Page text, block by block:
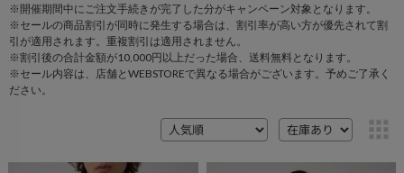
※開催期間中にご注文手続きが完了した分がキャンペーン対象となります。
※セールの商品割引が同時に発生する場合は、割引率が高い方が優先されて割
引が適用されます。重複割引は適用されません。
※割引後の合計金額が10,000円以上だった場合、送料無料となります。
※セール内容は、店舗とWEBSTOREで異なる場合がございます。予めご了承く
ださい。